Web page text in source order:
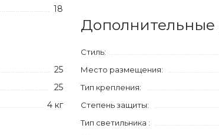
18
25
25
4 кг
Стиль:
Место размещения:
Тип крепления:
Степень защиты:
Тип светильника :